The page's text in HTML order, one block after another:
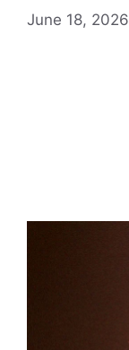
June 18, 2026